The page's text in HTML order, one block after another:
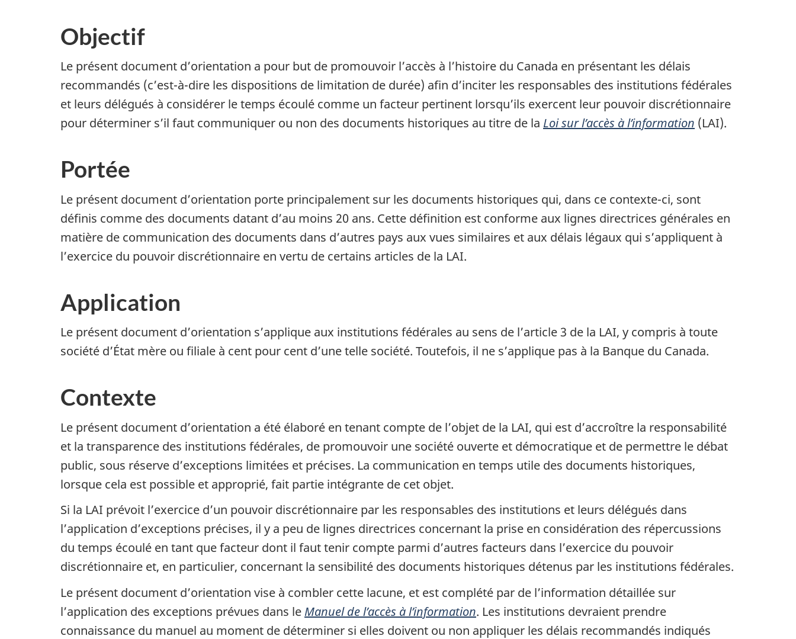
Objectif
Le présent document d’orientation a pour but de promouvoir l’accès à l’histoire du Canada en présentant les délais
recommandés (c’est-à-dire les dispositions de limitation de durée) afin d’inciter les responsables des institutions fédérales
et leurs délégués à considérer le temps écoulé comme un facteur pertinent lorsqu’ils exercent leur pouvoir discrétionnaire
pour déterminer s’il faut communiquer ou non des documents historiques au titre de la Loi sur l’accès à l’information (LAI).
Portée
Le présent document d’orientation porte principalement sur les documents historiques qui, dans ce contexte-ci, sont
définis comme des documents datant d’au moins 20 ans. Cette définition est conforme aux lignes directrices générales en
matière de communication des documents dans d’autres pays aux vues similaires et aux délais légaux qui s’appliquent à
l’exercice du pouvoir discrétionnaire en vertu de certains articles de la LAI.
Application
Le présent document d’orientation s’applique aux institutions fédérales au sens de l’article 3 de la LAI, y compris à toute
société d’État mère ou filiale à cent pour cent d’une telle société. Toutefois, il ne s’applique pas à la Banque du Canada.
Contexte
Le présent document d’orientation a été élaboré en tenant compte de l’objet de la LAI, qui est d’accroître la responsabilité
et la transparence des institutions fédérales, de promouvoir une société ouverte et démocratique et de permettre le débat
public, sous réserve d’exceptions limitées et précises. La communication en temps utile des documents historiques,
lorsque cela est possible et approprié, fait partie intégrante de cet objet.
Si la LAI prévoit l’exercice d’un pouvoir discrétionnaire par les responsables des institutions et leurs délégués dans
l’application d’exceptions précises, il y a peu de lignes directrices concernant la prise en considération des répercussions
du temps écoulé en tant que facteur dont il faut tenir compte parmi d’autres facteurs dans l’exercice du pouvoir
discrétionnaire et, en particulier, concernant la sensibilité des documents historiques détenus par les institutions fédérales.
Le présent document d’orientation vise à combler cette lacune, et est complété par de l’information détaillée sur
l’application des exceptions prévues dans le Manuel de l’accès à l’information. Les institutions devraient prendre
connaissance du manuel au moment de déterminer si elles doivent ou non appliquer les délais recommandés indiqués